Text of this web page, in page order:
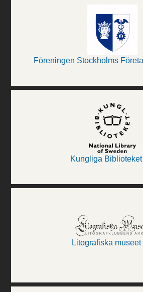
Föreningen Stockholms
Kungliga Biblioteket
Litografiska museet